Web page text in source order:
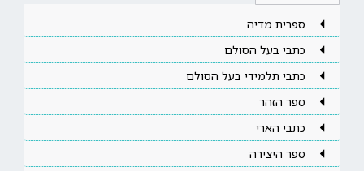
ספרית מדיה
כתבי בעל הסולם
כתבי תלמידי בעל הסולם
ספר הזהר
כתבי הארי
ספר היצירה